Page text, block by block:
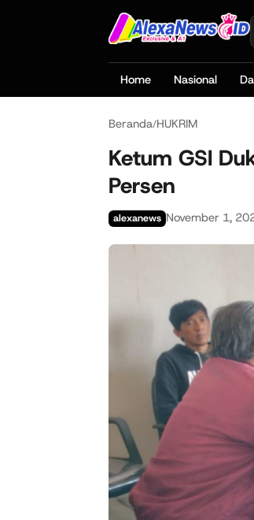
Home Nasional
Beranda/HUKRIM
Ketum GSI
Persen
alexanews November 1,